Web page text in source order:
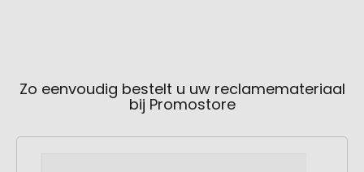
Zo eenvoudig bestelt u uw reclamemateriaal
bij Promostore